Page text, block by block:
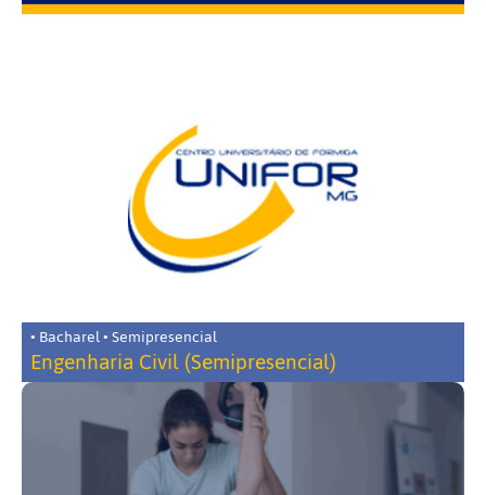
• Bacharel • Semipresencial
Engenharia Civil (Semipresencial)